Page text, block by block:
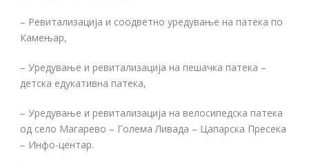
– Ревитализација и соодветно уредување на патека по
Камењар,
– Уредување и ревитализација на пешачка патека –
детска едукативна патека,
– Уредување и ревитализација на велосипедска патека
од село Магарево – Голема Ливада – Цапарска Пресека
– Инфо-центар.